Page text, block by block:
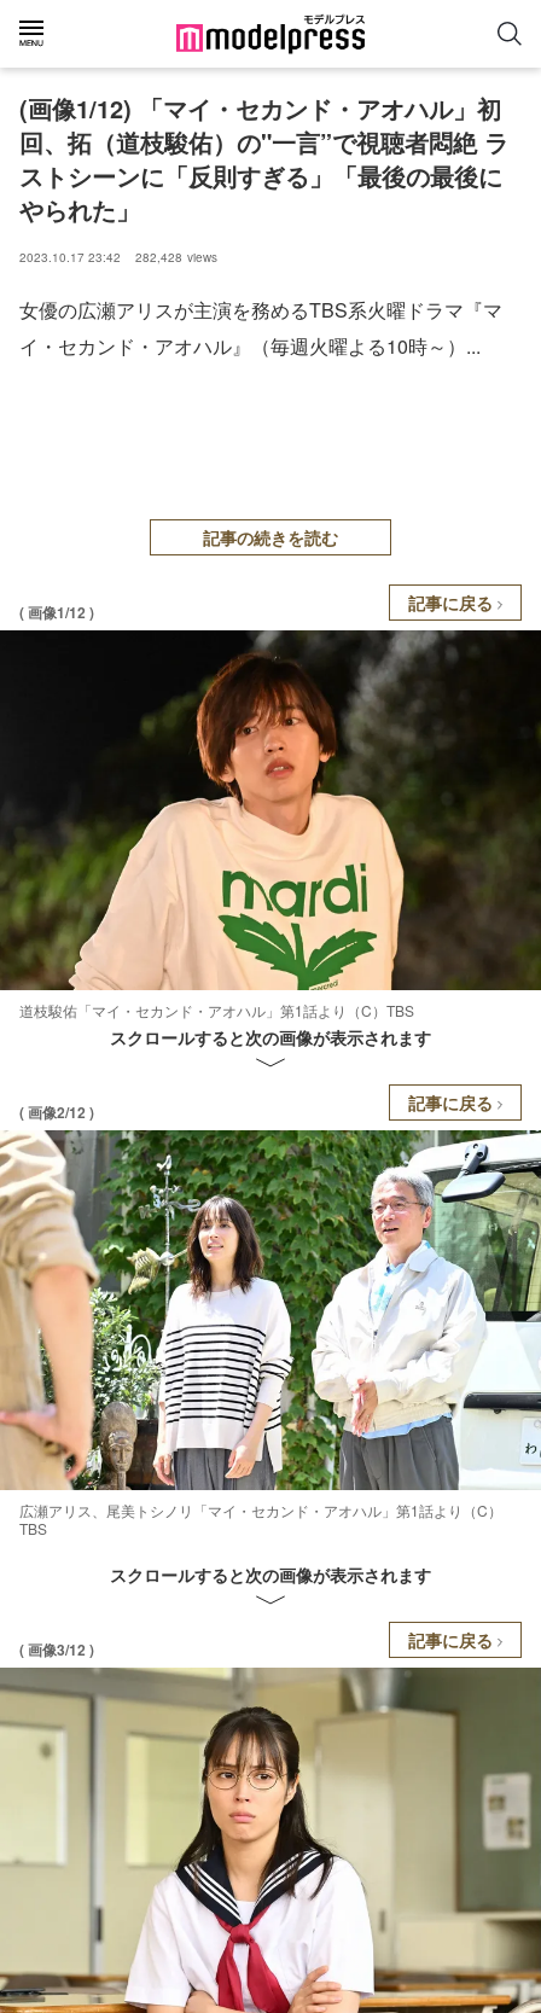
(画像1/12) 「マイ・セカンド・アオハル」初
回、拓（道枝駿佑）の"一言”で視聴者悶絶 ラ
ストシーンに「反則すぎる」「最後の最後に
やられた」
2023.10.17 23:42 282,428 views
女優の広瀬アリスが主演を務めるTBS系火曜ドラマ『マ
イ・セカンド・アオハル』（毎週火曜よる10時～）...
記事の続きを読む
( 画像1/12 ) 記事に戻る
道枝駿佑「マイ・セカンド・アオハル」第1話より（C）TBS
スクロールすると次の画像が表示されます
( 画像2/12 ) 記事に戻る
広瀬アリス、尾美トシノリ「マイ・セカンド・アオハル」第1話より（C）
TBS
スクロールすると次の画像が表示されます
( 画像3/12 ) 記事に戻る